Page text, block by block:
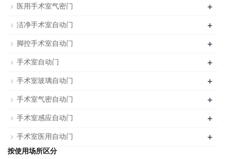
医用手术室气密门 +
洁净手术室自动门 +
脚控手术室自动门 +
手术室自动门 +
手术室玻璃自动门 +
手术室气密自动门 +
手术室感应自动门 +
手术室医用自动门 +
按使用场所区分